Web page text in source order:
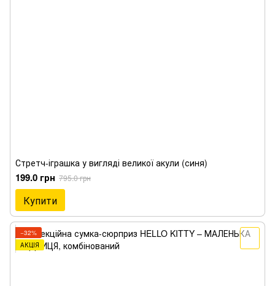
Стретч-іграшка у вигляді великої акули (синя)
199.0 грн 795.0 грн
Купити
−32%
АКЦІЯ